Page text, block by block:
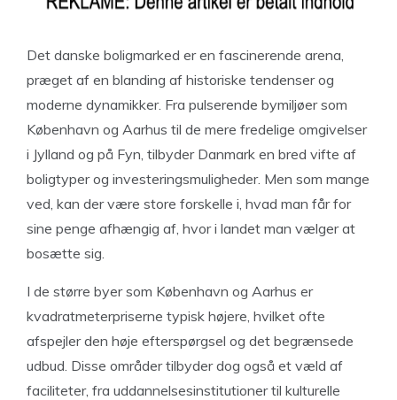
Det danske boligmarked er en fascinerende arena,
præget af en blanding af historiske tendenser og
moderne dynamikker. Fra pulserende bymiljøer som
København og Aarhus til de mere fredelige omgivelser
i Jylland og på Fyn, tilbyder Danmark en bred vifte af
boligtyper og investeringsmuligheder. Men som mange
ved, kan der være store forskelle i, hvad man får for
sine penge afhængig af, hvor i landet man vælger at
bosætte sig.
I de større byer som København og Aarhus er
kvadratmeterpriserne typisk højere, hvilket ofte
afspejler den høje efterspørgsel og det begrænsede
udbud. Disse områder tilbyder dog også et væld af
faciliteter, fra uddannelsesinstitutioner til kulturelle